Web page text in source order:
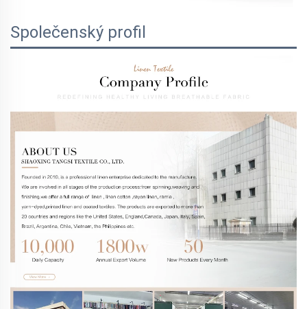
Společenský profil